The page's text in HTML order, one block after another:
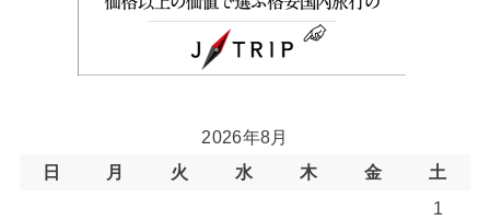
2026年8月
日
月 火 水 木 金
土
1